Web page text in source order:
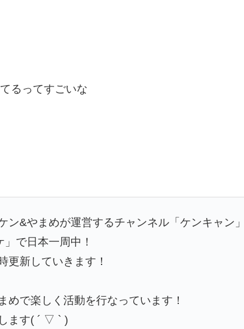
るってすごいな
&やまめが運営するチャンネル「ケンキャン」
で日本一周中！
更新していきます！
めで楽しく活動を行なっています！
ます( ´ ▽ ` )